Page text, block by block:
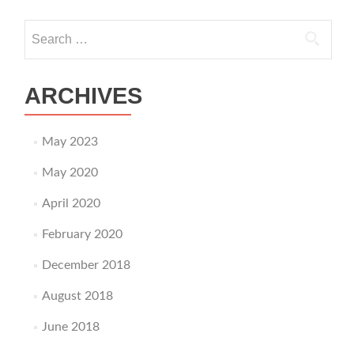
AGB2019
for:
ARCHIVES
May 2023
May 2020
April 2020
February 2020
December 2018
August 2018
June 2018